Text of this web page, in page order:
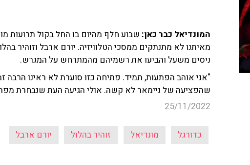
המונדיאל כבר כאן:
מאיתנו לא מתנתקים ממסכי הטלוויזיה. יורם ארבל וזוהיר
ניסים משעל והביעו את רשמיהם מהמתרחש על המגרש.
"אני אוהב הפתעות, תמיד. פתיחה כזו סוערת לא ראינו הרבה
שהפציעה של ניימאר לא קשה. אולי הגיעה העת שנבחרת
25/11/2022
כדורגל מונדיאל זוהיר בהלול יורם ארבל